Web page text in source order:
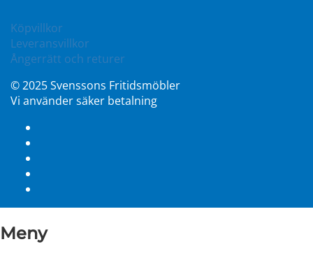
Köpvillkor
Leveransvillkor
Ångerrätt och returer
© 2025 Svenssons Fritidsmöbler
Vi använder säker betalning
Meny